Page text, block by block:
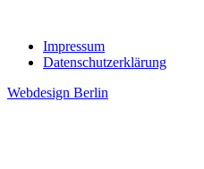
Impressum
Datenschutzerklärung
Webdesign Berlin